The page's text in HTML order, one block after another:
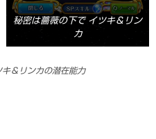
秘密は薔薇の下で イツキ＆リン
カ
キ＆リンカの潜在能力